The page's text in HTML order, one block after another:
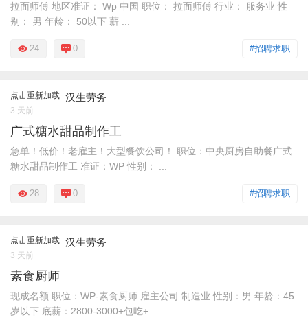
拉面师傅 地区准证： Wp 中国 职位： 拉面师傅 行业： 服务业 性
别： 男 年龄： 50以下 薪 ...
#招聘求职
24 0
点击重新加载 汉生劳务
3 天前
广式糖水甜品制作工
急单！低价！老雇主！大型餐饮公司！ 职位：中央厨房自助餐广式
糖水甜品制作工 准证：WP 性别： ...
#招聘求职
28 0
点击重新加载 汉生劳务
3 天前
素食厨师
现成名额 职位：WP-素食厨师 雇主公司:制造业 性别：男 年龄：45
岁以下 底薪：2800-3000+包吃+ ...